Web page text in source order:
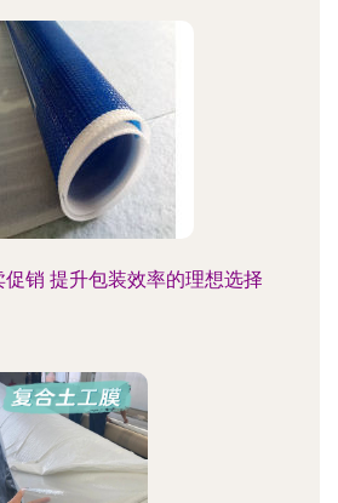
促销 提升包装效率的理想选择